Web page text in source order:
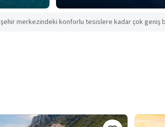
merkezindeki konforlu tesislere kadar çok geniş